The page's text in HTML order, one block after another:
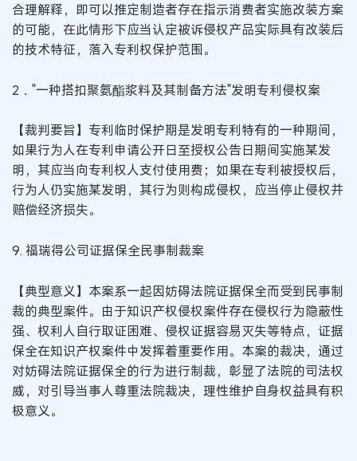
合理解释，即可以推定制造者存在指示消费者实施改装方案
的可能，在此情形下应当认定被诉侵权产品实际具有改装后
的技术特征，落入专利权保护范围。
2．"一种搭扣聚氨酯浆料及其制备方法"发明专利侵权案
【裁判要旨】专利临时保护期是发明专利特有的一种期间，
如果行为人在专利申请公开日至授权公告日期间实施某发
明，其应当向专利权人支付使用费；如果在专利被授权后，
行为人仍实施某发明，其行为则构成侵权，应当停止侵权并
赔偿经济损失。
9. 福瑞得公司证据保全民事制裁案
【典型意义】本案系一起因妨碍法院证据保全而受到民事制
裁的典型案件。由于知识产权侵权案件存在侵权行为隐蔽性
强、权利人自行取证困难、侵权证据容易灭失等特点，证据
保全在知识产权案件中发挥着重要作用。本案的裁决，通过
对妨碍法院证据保全的行为进行制裁，彰显了法院的司法权
威，对引导当事人尊重法院裁决，理性维护自身权益具有积
极意义。